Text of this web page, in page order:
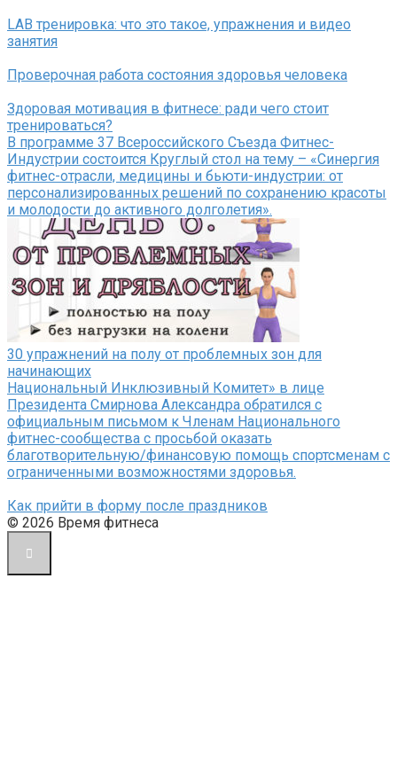
LAB тренировка: что это такое, упражнения и видео
занятия
Проверочная работа состояния здоровья человека
Здоровая мотивация в фитнесе: ради чего стоит
тренироваться?
В программе 37 Всероссийского Съезда Фитнес-
Индустрии состоится Круглый стол на тему – «Синергия
фитнес-отрасли, медицины и бьюти-индустрии: от
персонализированных решений по сохранению красоты
и молодости до активного долголетия».
30 упражнений на полу от проблемных зон для
начинающих
Национальный Инклюзивный Комитет» в лице
Президента Смирнова Александра обратился с
официальным письмом к Членам Национального
фитнес-сообщества с просьбой оказать
благотворительную/финансовую помощь спортсменам с
ограниченными возможностями здоровья.
Как прийти в форму после праздников
© 2026 Время фитнеса